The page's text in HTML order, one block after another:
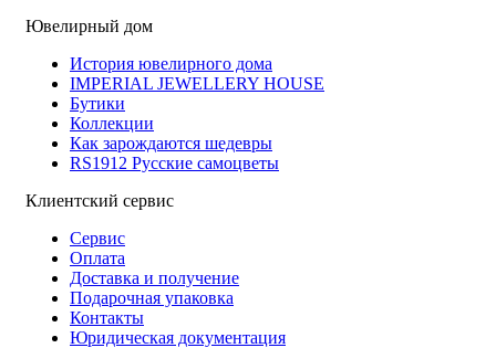
Ювелирный дом
История ювелирного дома
IMPERIAL JEWELLERY HOUSE
Бутики
Коллекции
Как зарождаются шедевры
RS1912 Русские самоцветы
Клиентский сервис
Сервис
Оплата
Доставка и получение
Подарочная упаковка
Контакты
Юридическая документация